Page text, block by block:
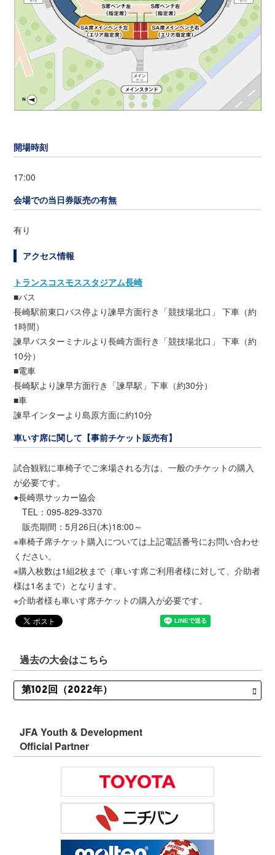
開場時刻
17:00
会場での当日券販売の有無
有り
アクセス情報
トランスコスモススタジアム長崎
■バス
長崎駅前東口バス停より諫早方面行き「競技場北口」 下車（約
1時間）
諫早バスターミナルより長崎方面行き「競技場北口」 下車（約
10分）
■電車
長崎駅より諫早方面行き「諫早駅」下車（約30分）
■車
諫早インターより島原方面に約10分
車いす席に関して【事前チケット販売有】
試合観戦に車椅子でご来場される方は、一般のチケットの購入
が必要です。
●長崎県サッカー協会
TEL：095-829-3370
販売期間：5月26日(木)18:00～
※車椅子席チケット購入については上記電話番号にお問い合わせ
ください。
※購入枚数は1組2枚まで（車いす席ご利用者様に対して、介助者
様は1名まで）となります。
※介助者様も車いす席チケットの購入が必要です。
過去の大会はこちら
JFA Youth & Development
Official Partner